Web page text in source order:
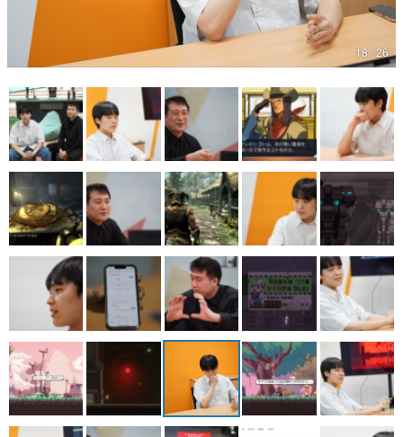
特集記事
マンガ
女性向け
アプリレビュー
その他
電ファミニコゲーマーとは？
運営：株式会社マレ
18 / 26